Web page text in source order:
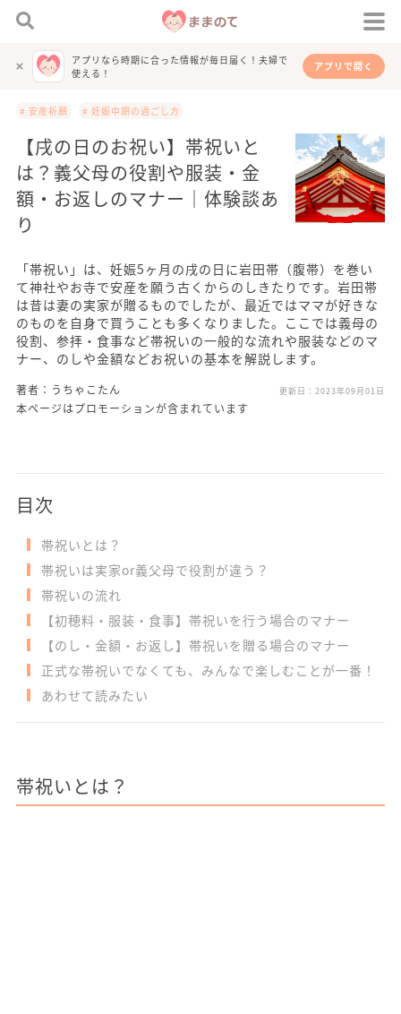
アプリなら時期に合った情報が毎日届く！夫婦で
使える！
アプリで開く
# 安産祈願 # 妊娠中期の過ごし方
【戌の日のお祝い】帯祝いと
は？義父母の役割や服装・金
額・お返しのマナー｜体験談あ
り
「帯祝い」は、妊娠5ヶ月の戌の日に岩田帯（腹帯）を巻い
て神社やお寺で安産を願う古くからのしきたりです。岩田帯
は昔は妻の実家が贈るものでしたが、最近ではママが好きな
のものを自身で買うことも多くなりました。ここでは義母の
役割、参拝・食事など帯祝いの一般的な流れや服装などのマ
ナー、のしや金額などお祝いの基本を解説します。
著者：うちゃこたん 更新日： 2023年09月01日
本ページはプロモーションが含まれています
目次
帯祝いとは？
帯祝いは実家or義父母で役割が違う？
帯祝いの流れ
【初穂料・服装・食事】帯祝いを行う場合のマナー
【のし・金額・お返し】帯祝いを贈る場合のマナー
正式な帯祝いでなくても、みんなで楽しむことが一番！
あわせて読みたい
帯祝いとは？